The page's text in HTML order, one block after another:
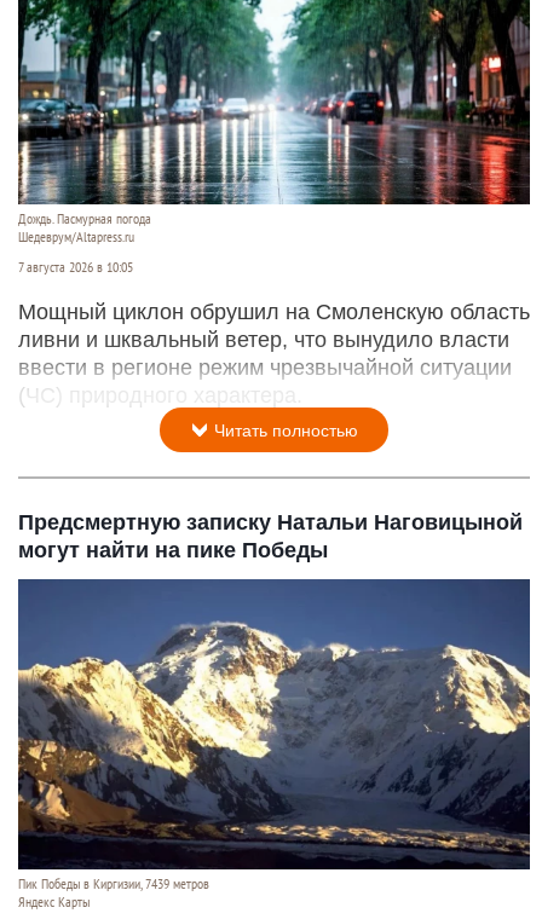
Дождь. Пасмурная погода
Шедеврум/Altapress.ru
7 августа 2026 в 10:05
Мощный циклон обрушил на Смоленскую область
ливни и шквальный ветер, что вынудило власти
ввести в регионе режим чрезвычайной ситуации
(ЧС) природного характера.
Читать полностью
Предсмертную записку Натальи Наговицыной
могут найти на пике Победы
Пик Победы в Киргизии, 7439 метров
Яндекс Карты